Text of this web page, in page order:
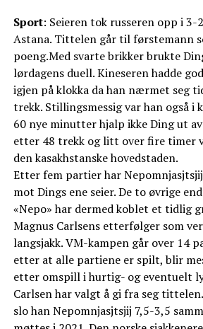
Sport: Seieren tok russeren opp i 3-
Astana. Tittelen går til førstemann
poeng.Med svarte brikker brukte
lørdagens duell. Kineseren hadde
igjen på klokka da han nærmet seg
trekk. Stillingsmessig var han også i
60 nye minutter hjalp ikke Ding ut
etter 48 trekk og litt over fire timer
den kasakhstanske hovedstaden.
Etter fem partier har
mot Dings ene seier. De to øvrige
«Nepo» har dermed koblet et tidlig
Magnus Carlsens etterfølger som
langsjakk. VM-kampen går over 14
etter at alle partiene er spilt, blir
etter omspill i hurtig- og eventuelt
Carlsen har valgt å gi fra seg
slo han Nepomnjasjtsjij 7,5-3,5